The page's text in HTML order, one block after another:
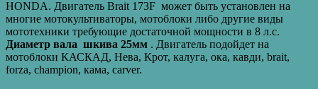
HONDA. Двигатель Brait 173F может быть установлен на
многие мотокультиваторы, мотоблоки либо другие виды
мототехники требующие достаточной мощности в 8 л.с.
Диаметр вала шкива 25мм . Двигатель подойдет на
мотоблоки КАСКАД, Нева, Крот, калуга, ока, кавди, brait,
forza, champion, кама, carver.